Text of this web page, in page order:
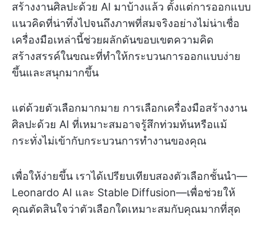
สร้างงานศิลปะด้วย AI มาบ้างแล้ว ตั้งแต่การออกแบบ
แนวคิดที่น่าทึ่งไปจนถึงภาพที่สมจริงอย่างไม่น่าเชื่อ
เครื่องมือเหล่านี้ช่วยผลักดันขอบเขตความคิด
สร้างสรรค์ในขณะที่ทำให้กระบวนการออกแบบง่าย
ขึ้นและสนุกมากขึ้น
แต่ด้วยตัวเลือกมากมาย การเลือกเครื่องมือสร้างงาน
ศิลปะด้วย AI ที่เหมาะสมอาจรู้สึกท่วมท้นหรือแม้
กระทั่งไม่เข้ากับกระบวนการทำงานของคุณ
เพื่อให้ง่ายขึ้น เราได้เปรียบเทียบสองตัวเลือกชั้นนำ—
Leonardo AI และ Stable Diffusion—เพื่อช่วยให้
คุณตัดสินใจว่าตัวเลือกใดเหมาะสมกับคุณมากที่สุด